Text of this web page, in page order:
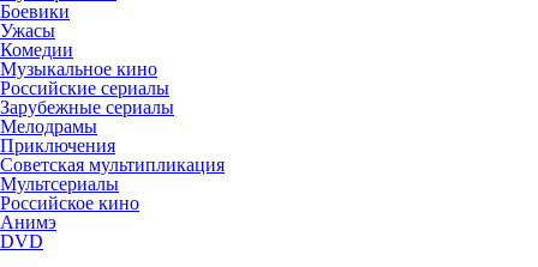
Боевики
Ужасы
Комедии
Музыкальное кино
Российские сериалы
Зарубежные сериалы
Мелодрамы
Приключения
Советская мультипликация
Мультсериалы
Российское кино
Анимэ
DVD